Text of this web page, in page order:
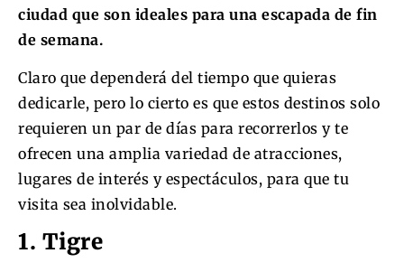
ciudad que son ideales para una escapada de fin
de semana.
Claro que dependerá del tiempo que quieras
dedicarle, pero lo cierto es que estos destinos solo
requieren un par de días para recorrerlos y te
ofrecen una amplia variedad de atracciones,
lugares de interés y espectáculos, para que tu
visita sea inolvidable.
1. Tigre